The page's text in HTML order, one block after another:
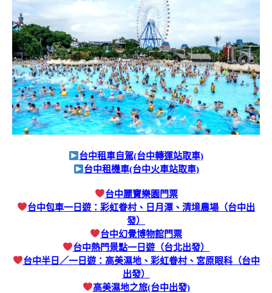
台中租車自駕(台中轉運站取車)
台中租機車(台中火車站取車)
台中麗寶樂園門票
台中包車一日遊：彩虹眷村、日月潭、清境農場（台中出
發）
台中幻覺博物館門票
台中熱門景點一日遊（台北出發）
台中半日／一日遊：高美濕地、彩虹眷村、宮原眼科（台中
出發）
高美濕地之旅(台中出發)